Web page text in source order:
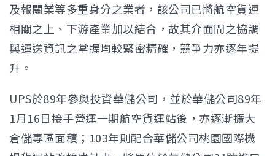
及報關業等多重身分之業者，該公司已將航空貨運
相關之上、下游產業加以結合，故其介面間之協調
與運送資訊之掌握均較緊密精確，競爭力亦逐年提
升。
UPS於89年參與投資華儲公司，並於華儲公司89年
1月16日接手營運一期航空貨運站後，亦逐漸擴大
倉儲專區面積；103年則配合華儲公司桃園國際機